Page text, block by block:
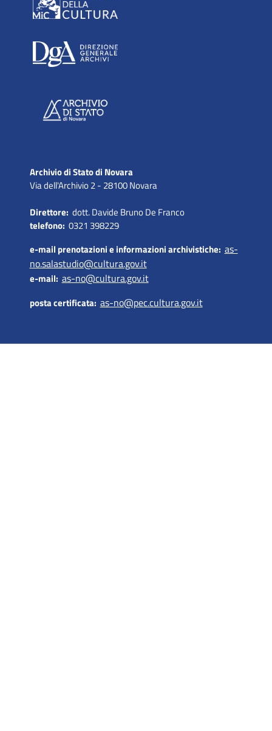
Archivio di Stato di Novara
Via dell'Archivio 2 - 28100 Novara
Direttore: dott. Davide Bruno De Franco
telefono: 0321 398229
e-mail prenotazioni e informazioni archivistiche: as-
no.salastudio@cultura.gov.it
e-mail: as-no@cultura.gov.it
posta certificata: as-no@pec.cultura.gov.it